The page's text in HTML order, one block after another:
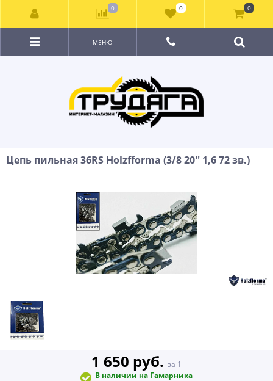
МЕНЮ
Цепь пильная 36RS Holzfforma (3/8 20'' 1,6 72 зв.)
1 650 руб. за 1
В наличии на Гамарника
0 0 0